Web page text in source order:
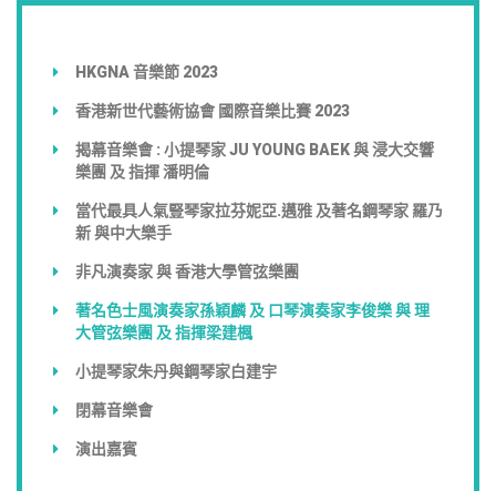
HKGNA 音樂節 2023
香港新世代藝術協會 國際音樂比賽 2023
揭幕音樂會 : 小提琴家 JU YOUNG BAEK 與 浸大交響
樂團 及 指揮 潘明倫
當代最具人氣豎琴家拉芬妮亞.邁雅 及著名鋼琴家 羅乃
新 與中大樂手
非凡演奏家 與 香港大學管弦樂團
著名色士風演奏家孫穎麟 及 口琴演奏家李俊樂 與 理
大管弦樂團 及 指揮梁建楓
小提琴家朱丹與鋼琴家白建宇
閉幕音樂會
演出嘉賓